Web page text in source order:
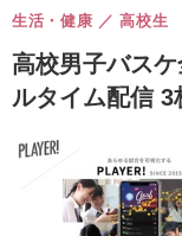
高校男子バス
ルタイム配信
生活・健康 高校生